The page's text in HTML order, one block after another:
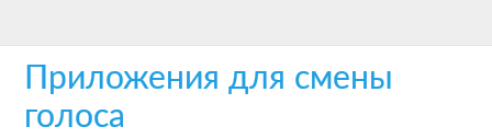
main
content
primary
sidebar
footerПриложения для смены
голоса